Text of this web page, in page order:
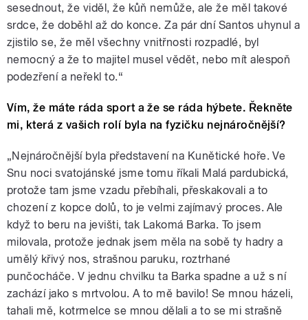
sesednout, že viděl, že kůň nemůže, ale že měl takové
srdce, že doběhl až do konce. Za pár dní Santos uhynul a
zjistilo se, že měl všechny vnitřnosti rozpadlé, byl
nemocný a že to majitel musel vědět, nebo mít alespoň
podezření a neřekl to.“
Vím, že máte ráda sport a že se ráda hýbete. Řekněte
mi, která z vašich rolí byla na fyzičku nejnáročnější?
„Nejnáročnější byla představení na Kunětické hoře. Ve
Snu noci svatojánské jsme tomu říkali Malá pardubická,
protože tam jsme vzadu přebíhali, přeskakovali a to
chození z kopce dolů, to je velmi zajímavý proces. Ale
když to beru na jevišti, tak Lakomá Barka. To jsem
milovala, protože jednak jsem měla na sobě ty hadry a
umělý křivý nos, strašnou paruku, roztrhané
punčocháče. V jednu chvilku ta Barka spadne a už s ní
zachází jako s mrtvolou. A to mě bavilo! Se mnou házeli,
tahali mě, kotrmelce se mnou dělali a to se mi strašně